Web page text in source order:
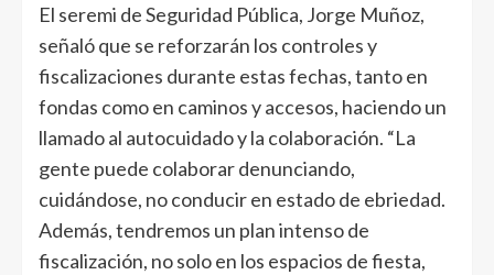
El seremi de Seguridad Pública, Jorge Muñoz,
señaló que se reforzarán los controles y
fiscalizaciones durante estas fechas, tanto en
fondas como en caminos y accesos, haciendo un
llamado al autocuidado y la colaboración. “La
gente puede colaborar denunciando,
cuidándose, no conducir en estado de ebriedad.
Además, tendremos un plan intenso de
fiscalización, no solo en los espacios de fiesta,